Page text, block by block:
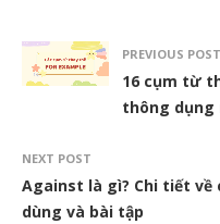
PREVIOUS POST
16 cụm từ
thông dụng
NEXT POST
Against là gì? Chi tiết về
dùng và bài tập